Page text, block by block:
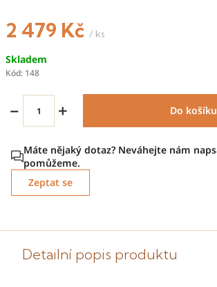
2 479 Kč / ks
cena:
Skladem
Kód: 148
+
− Do košíku
Zeptat se
Detailní popis produktu